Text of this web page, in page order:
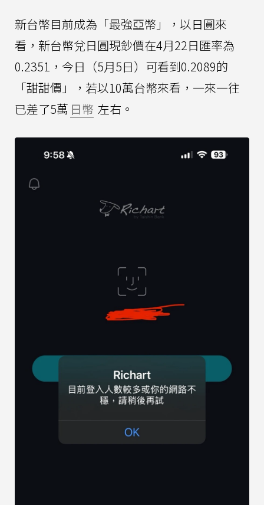
新台幣目前成為「最強亞幣」，以日圓來
看，新台幣兌日圓現鈔價在4月22日匯率為
0.2351，今日（5月5日）可看到0.2089的
「甜甜價」，若以10萬台幣來看，一來一往
已差了5萬 日幣 左右。